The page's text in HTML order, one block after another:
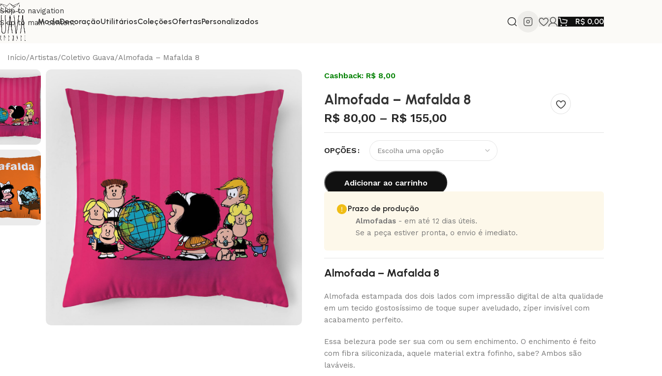
Skip to navigation
Skip to main content
ModaDecoraçãoUtilitáriosColeçõesOfertasPersonalizados R$ 0,00
Início Artistas Coletivo Guava Almofada – Mafalda 8
Cashback: R$ 8,00
Almofada – Mafalda 8
R$ 80,00 – R$ 155,00
OPÇÕES
Adicionar ao carrinho
Prazo de produção
Almofadas - em até 12 dias úteis.
Se a peça estiver pronta, o envio é imediato.
Almofada – Mafalda 8
Almofada estampada dos dois lados com impressão digital de alta qualidade
em um tecido gostosíssimo de toque super aveludado, zíper invisível com
acabamento perfeito.
Essa belezura pode ser sua com ou sem enchimento. O enchimento é feito
com fibra siliconizada, aquele material extra fofinho, sabe? Ambos são
laváveis.